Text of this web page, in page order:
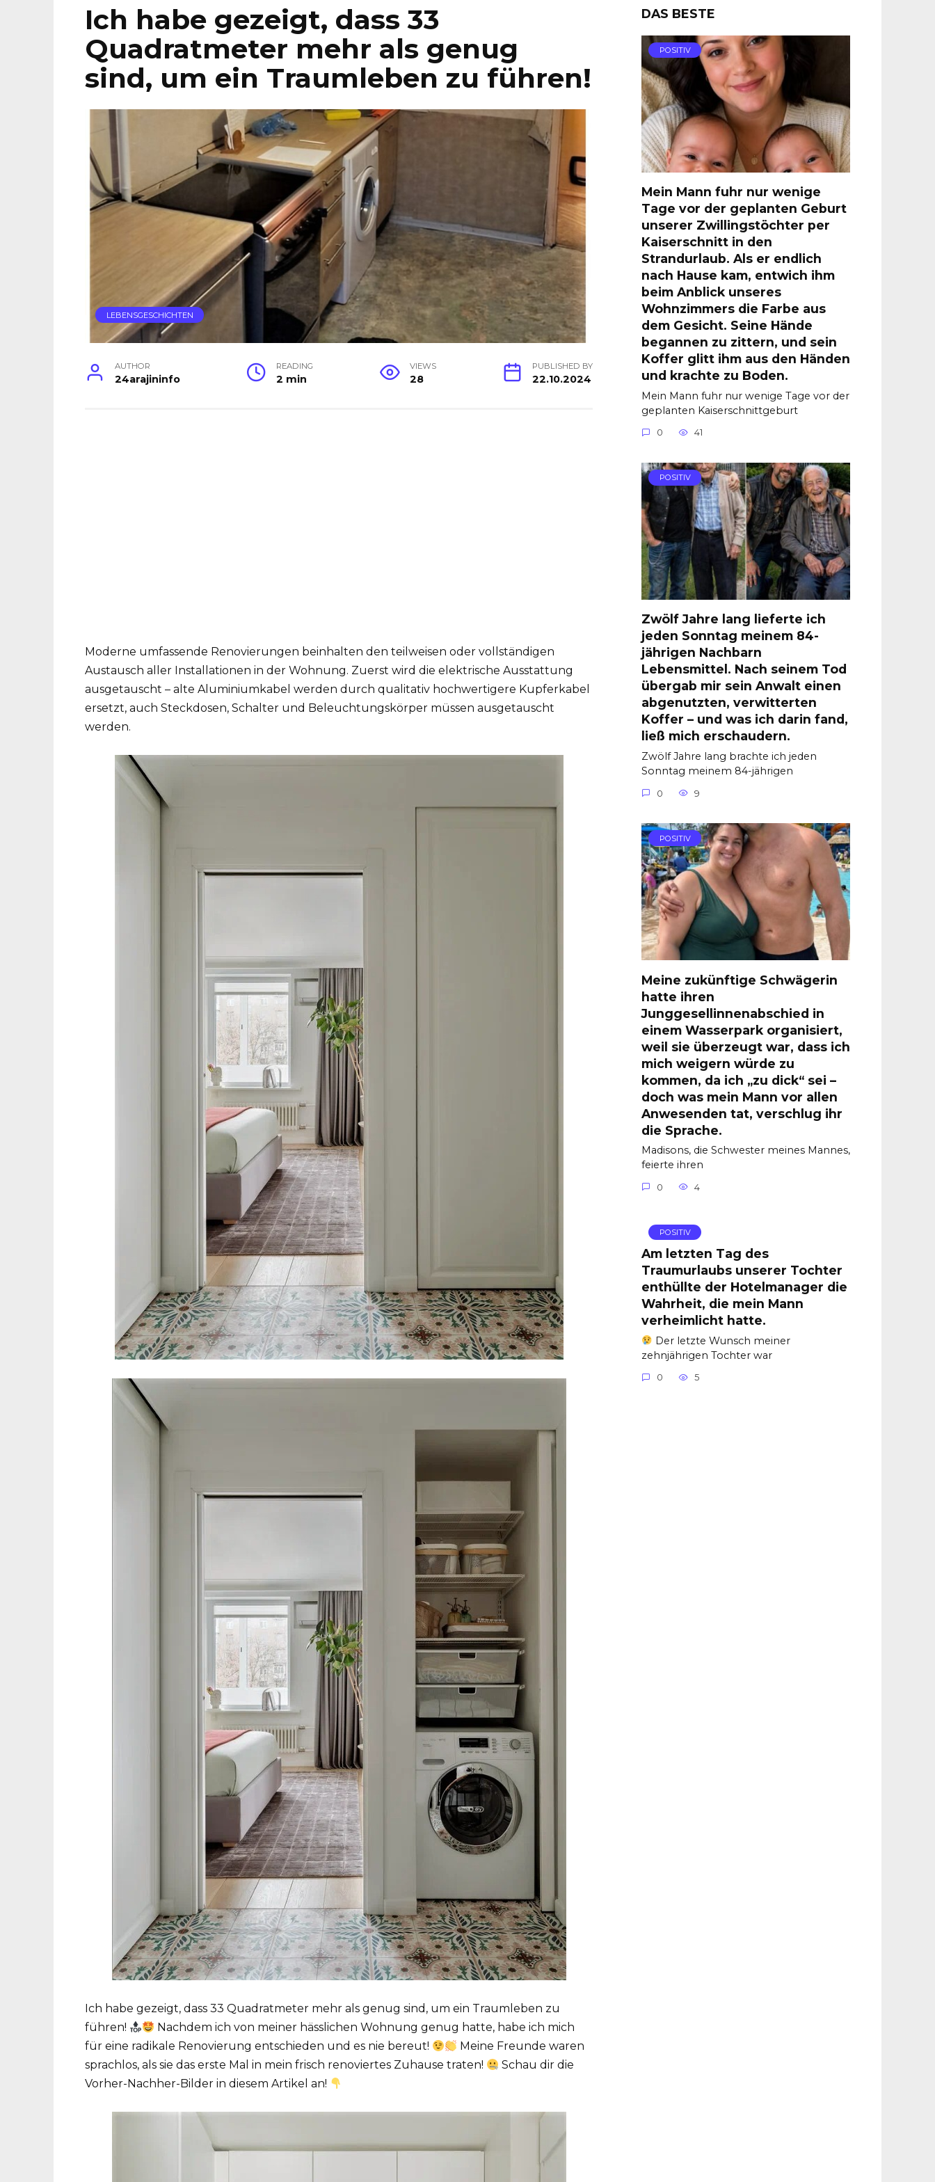
Ich habe gezeigt, dass 33
Quadratmeter mehr als genug
sind, um ein Traumleben zu führen!
LEBENSGESCHICHTEN
AUTHOR
24arajininfo
READING
2 min
VIEWS
28
PUBLISHED BY
22.10.2024
Moderne umfassende Renovierungen beinhalten den teilweisen oder vollständigen
Austausch aller Installationen in der Wohnung. Zuerst wird die elektrische Ausstattung
ausgetauscht – alte Aluminiumkabel werden durch qualitativ hochwertigere Kupferkabel
ersetzt, auch Steckdosen, Schalter und Beleuchtungskörper müssen ausgetauscht
werden.
Ich habe gezeigt, dass 33 Quadratmeter mehr als genug sind, um ein Traumleben zu
führen!
Nachdem ich von meiner hässlichen Wohnung genug hatte, habe ich mich
für eine radikale Renovierung entschieden und es nie bereut!
Meine Freunde waren
sprachlos, als sie das erste Mal in mein frisch renoviertes Zuhause traten!
Schau dir die
Vorher-Nachher-Bilder in diesem Artikel an!
DAS BESTE
POSITIV
Mein Mann fuhr nur wenige
Tage vor der geplanten Geburt
unserer Zwillingstöchter per
Kaiserschnitt in den
Strandurlaub. Als er endlich
nach Hause kam, entwich ihm
beim Anblick unseres
Wohnzimmers die Farbe aus
dem Gesicht. Seine Hände
begannen zu zittern, und sein
Koffer glitt ihm aus den Händen
und krachte zu Boden.
Mein Mann fuhr nur wenige Tage vor der
geplanten Kaiserschnittgeburt
0 41
POSITIV
Zwölf Jahre lang lieferte ich
jeden Sonntag meinem 84-
jährigen Nachbarn
Lebensmittel. Nach seinem Tod
übergab mir sein Anwalt einen
abgenutzten, verwitterten
Koffer – und was ich darin fand,
ließ mich erschaudern.
Zwölf Jahre lang brachte ich jeden
Sonntag meinem 84-jährigen
0 9
POSITIV
Meine zukünftige Schwägerin
hatte ihren
Junggesellinnenabschied in
einem Wasserpark organisiert,
weil sie überzeugt war, dass ich
mich weigern würde zu
kommen, da ich „zu dick“ sei –
doch was mein Mann vor allen
Anwesenden tat, verschlug ihr
die Sprache.
Madisons, die Schwester meines Mannes,
feierte ihren
0 4
POSITIV
Am letzten Tag des
Traumurlaubs unserer Tochter
enthüllte der Hotelmanager die
Wahrheit, die mein Mann
verheimlicht hatte.
Der letzte Wunsch meiner
zehnjährigen Tochter war
0 5